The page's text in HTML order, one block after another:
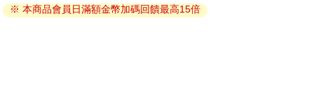
 系統風險：發生時幾乎所有股票都難以倖免，例如2000年網路
因版權保護，您在金石堂所購買的電子書僅能以金石堂專屬
※ 本商品會員日滿額金幣加碼回饋最高15倍